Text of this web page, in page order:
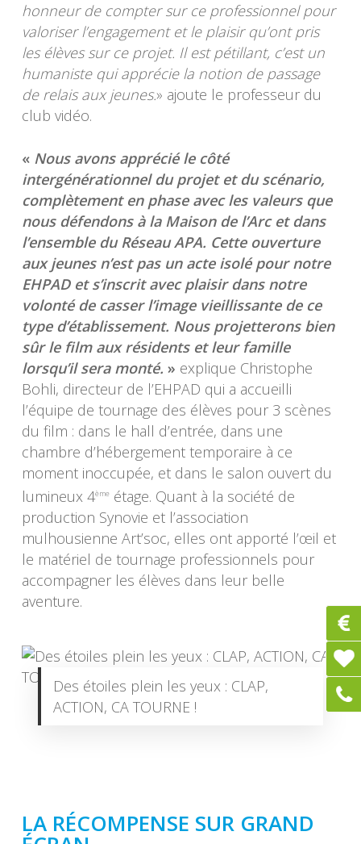
honneur de compter sur ce professionnel pour
valoriser l’engagement et le plaisir qu’ont pris
les élèves sur ce projet. Il est pétillant, c’est un
humaniste qui apprécie la notion de passage
de relais aux jeunes.» ajoute le professeur du
club vidéo.
« Nous avons apprécié le côté
intergénérationnel du projet et du scénario,
complètement en phase avec les valeurs que
nous défendons à la Maison de l’Arc et dans
l’ensemble du Réseau APA. Cette ouverture
aux jeunes n’est pas un acte isolé pour notre
EHPAD et s’inscrit avec plaisir dans notre
volonté de casser l’image vieillissante de ce
type d’établissement. Nous projetterons bien
sûr le film aux résidents et leur famille
lorsqu’il sera monté. » explique Christophe
Bohli, directeur de l’EHPAD qui a accueilli
l’équipe de tournage des élèves pour 3 scènes
du film : dans le hall d’entrée, dans une
chambre d’hébergement temporaire à ce
moment inoccupée, et dans le salon ouvert du
lumineux 4èmeétage. Quant à la société de
production Synovie et l’association
mulhousienne Art’soc, elles ont apporté l’œil et
le matériel de tournage professionnels pour
accompagner les élèves dans leur belle
aventure.
Des étoiles plein les yeux : CLAP,
ACTION, CA TOURNE !
LA RÉCOMPENSE SUR GRAND